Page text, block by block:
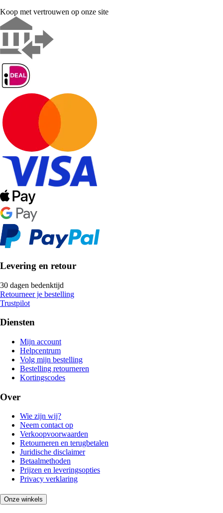
Koop met vertrouwen op onze site
Levering en retour
30 dagen bedenktijd
Retourneer je bestelling
Trustpilot
Diensten
Mijn account
Helpcentrum
Volg mijn bestelling
Bestelling retourneren
Kortingscodes
Over
Wie zijn wij?
Neem contact op
Verkoopvoorwaarden
Retourneren en terugbetalen
Juridische disclaimer
Betaalmethoden
Prijzen en leveringsopties
Privacy verklaring
Onze winkels